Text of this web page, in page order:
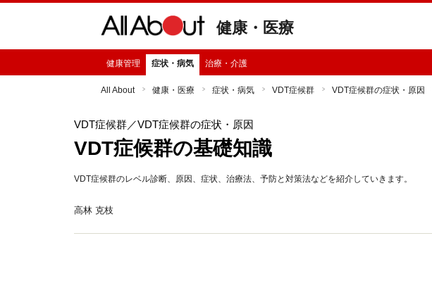
健康・医療
健康管理 症状・病気 治療・介護
All About 健康・医療 症状・病気 VDT症候群 VDT症候群の症状・原因
VDT症候群／VDT症候群の症状・原因
VDT症候群の基礎知識
VDT症候群のレベル診断、原因、症状、治療法、予防と対策法などを紹介していきます。
高林 克枝